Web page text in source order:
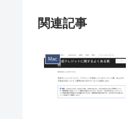
関連記事
Mac